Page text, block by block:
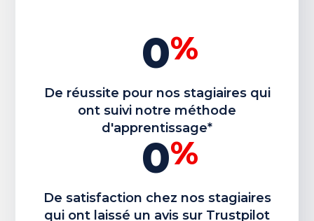
0%
De réussite pour nos stagiaires qui
ont suivi notre méthode
d'apprentissage*
0%
De satisfaction chez nos stagiaires
qui ont laissé un avis sur Trustpilot